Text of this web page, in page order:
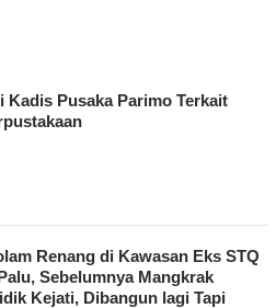
Kadis Pusaka Parimo Terkait
Renang di Kawasan Eks STQ
Sebelumnya Mangkrak
Kejati, Dibangun lagi Tapi